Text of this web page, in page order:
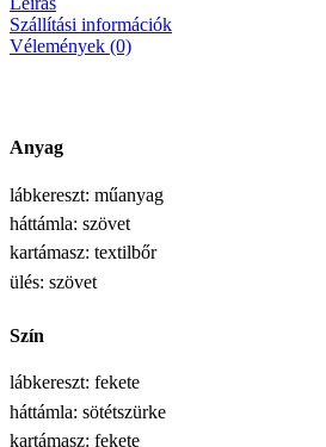
Szállítási információk
Vélemények (0)
Anyag
lábkereszt: műanyag
háttámla: szövet
kartámasz: textilbőr
ülés: szövet
Szín
lábkereszt: fekete
háttámla: sötétszürke
kartámasz: fekete